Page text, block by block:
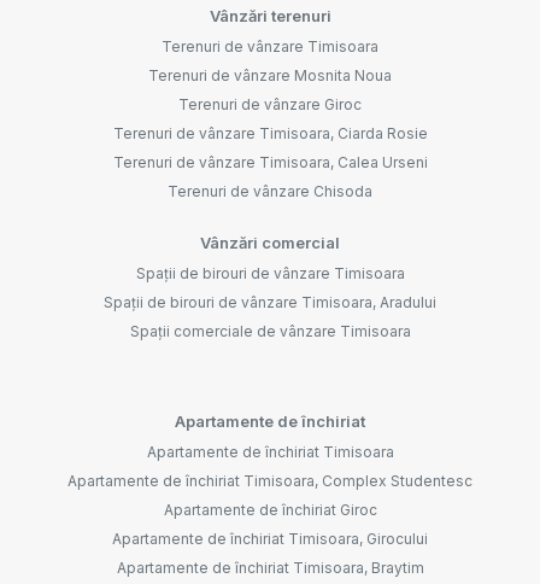
Vânzări terenuri
Terenuri de vânzare Timisoara
Terenuri de vânzare Mosnita Noua
Terenuri de vânzare Giroc
Terenuri de vânzare Timisoara, Ciarda Rosie
Terenuri de vânzare Timisoara, Calea Urseni
Terenuri de vânzare Chisoda
Vânzări comercial
Spații de birouri de vânzare Timisoara
Spații de birouri de vânzare Timisoara, Aradului
Spații comerciale de vânzare Timisoara
Apartamente de închiriat
Apartamente de închiriat Timisoara
Apartamente de închiriat Timisoara, Complex Studentesc
Apartamente de închiriat Giroc
Apartamente de închiriat Timisoara, Girocului
Apartamente de închiriat Timisoara, Braytim